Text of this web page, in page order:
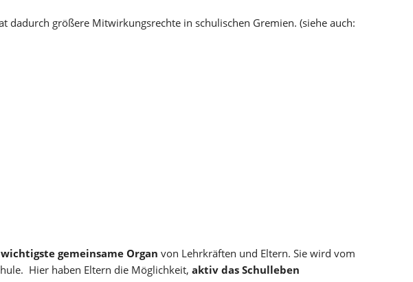
dadurch größere Mitwirkungsrechte in schulischen Gremien. (siehe auch:
wichtigste gemeinsame Organ von Lehrkräften und Eltern. Sie wird vom
Hier haben Eltern die Möglichkeit, aktiv das Schulleben